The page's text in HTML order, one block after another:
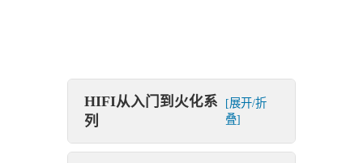
HIFI从入门到火化系
列
[展开/折
叠]